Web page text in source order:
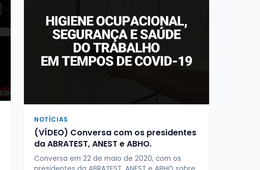
NOTÍCIAS
(VÍDEO) Conversa com os presidentes
da ABRATEST, ANEST e ABHO.
Conversa em 22 de maio de 2020, com os